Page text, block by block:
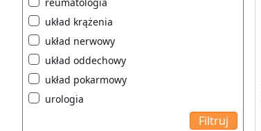
układ krążenia
układ nerwowy
układ oddechowy
układ pokarmowy
urologia